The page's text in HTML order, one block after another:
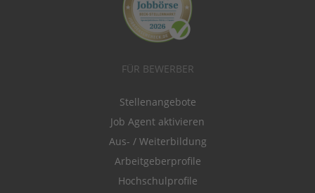
FÜR BEWERBER
Stellenangebote
Job Agent aktivieren
Aus- / Weiterbildung
Arbeitgeberprofile
Hochschulprofile